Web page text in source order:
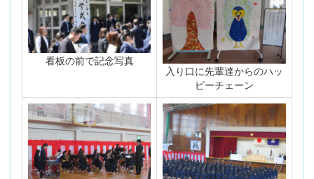
看板の前で記念写真
入り口に先輩達からのハッ
ピーチェーン